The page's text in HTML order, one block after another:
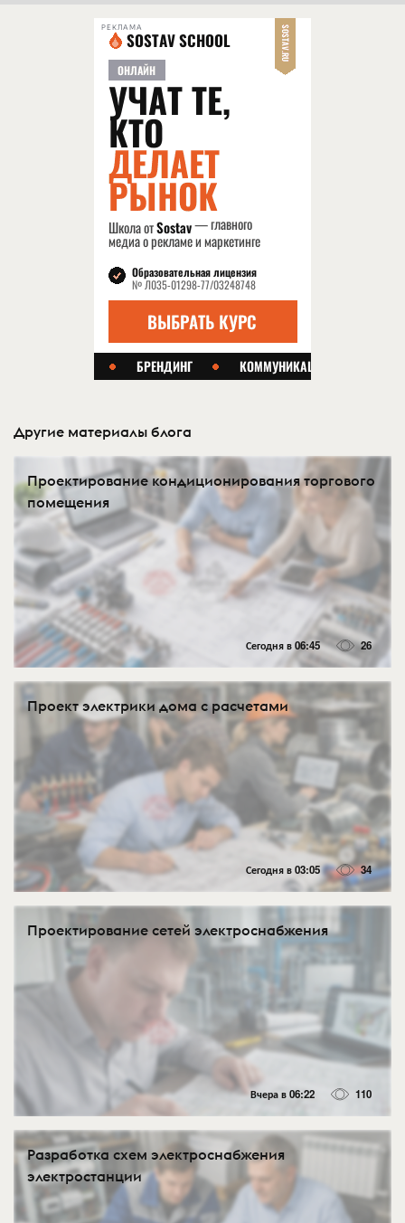
РЕКЛАМА
Другие материалы блога
Проектирование кондиционирования торгового
помещения
Сегодня в 06:45 26
Проект электрики дома с расчетами
Сегодня в 03:05 34
Проектирование сетей электроснабжения
Вчера в 06:22 110
Разработка схем электроснабжения
электростанции